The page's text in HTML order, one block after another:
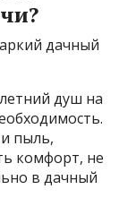
дачный
душ на
пыль,
комфорт, не
в дачный